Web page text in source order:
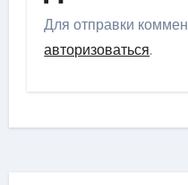
Для отправки
авторизоваться.